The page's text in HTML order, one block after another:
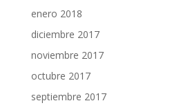
enero 2018
diciembre 2017
noviembre 2017
octubre 2017
septiembre 2017